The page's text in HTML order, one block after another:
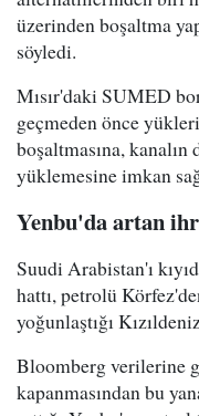
üzerinden boşaltma
söyledi.
Mısır'daki SUMED
geçmeden önce
boşaltmasına,
yüklemesine imkan
Yenbu'da artan
Suudi Arabistan'ı
hattı, petrolü
yoğunlaştığı
Bloomberg verilerine
kapanmasından bu